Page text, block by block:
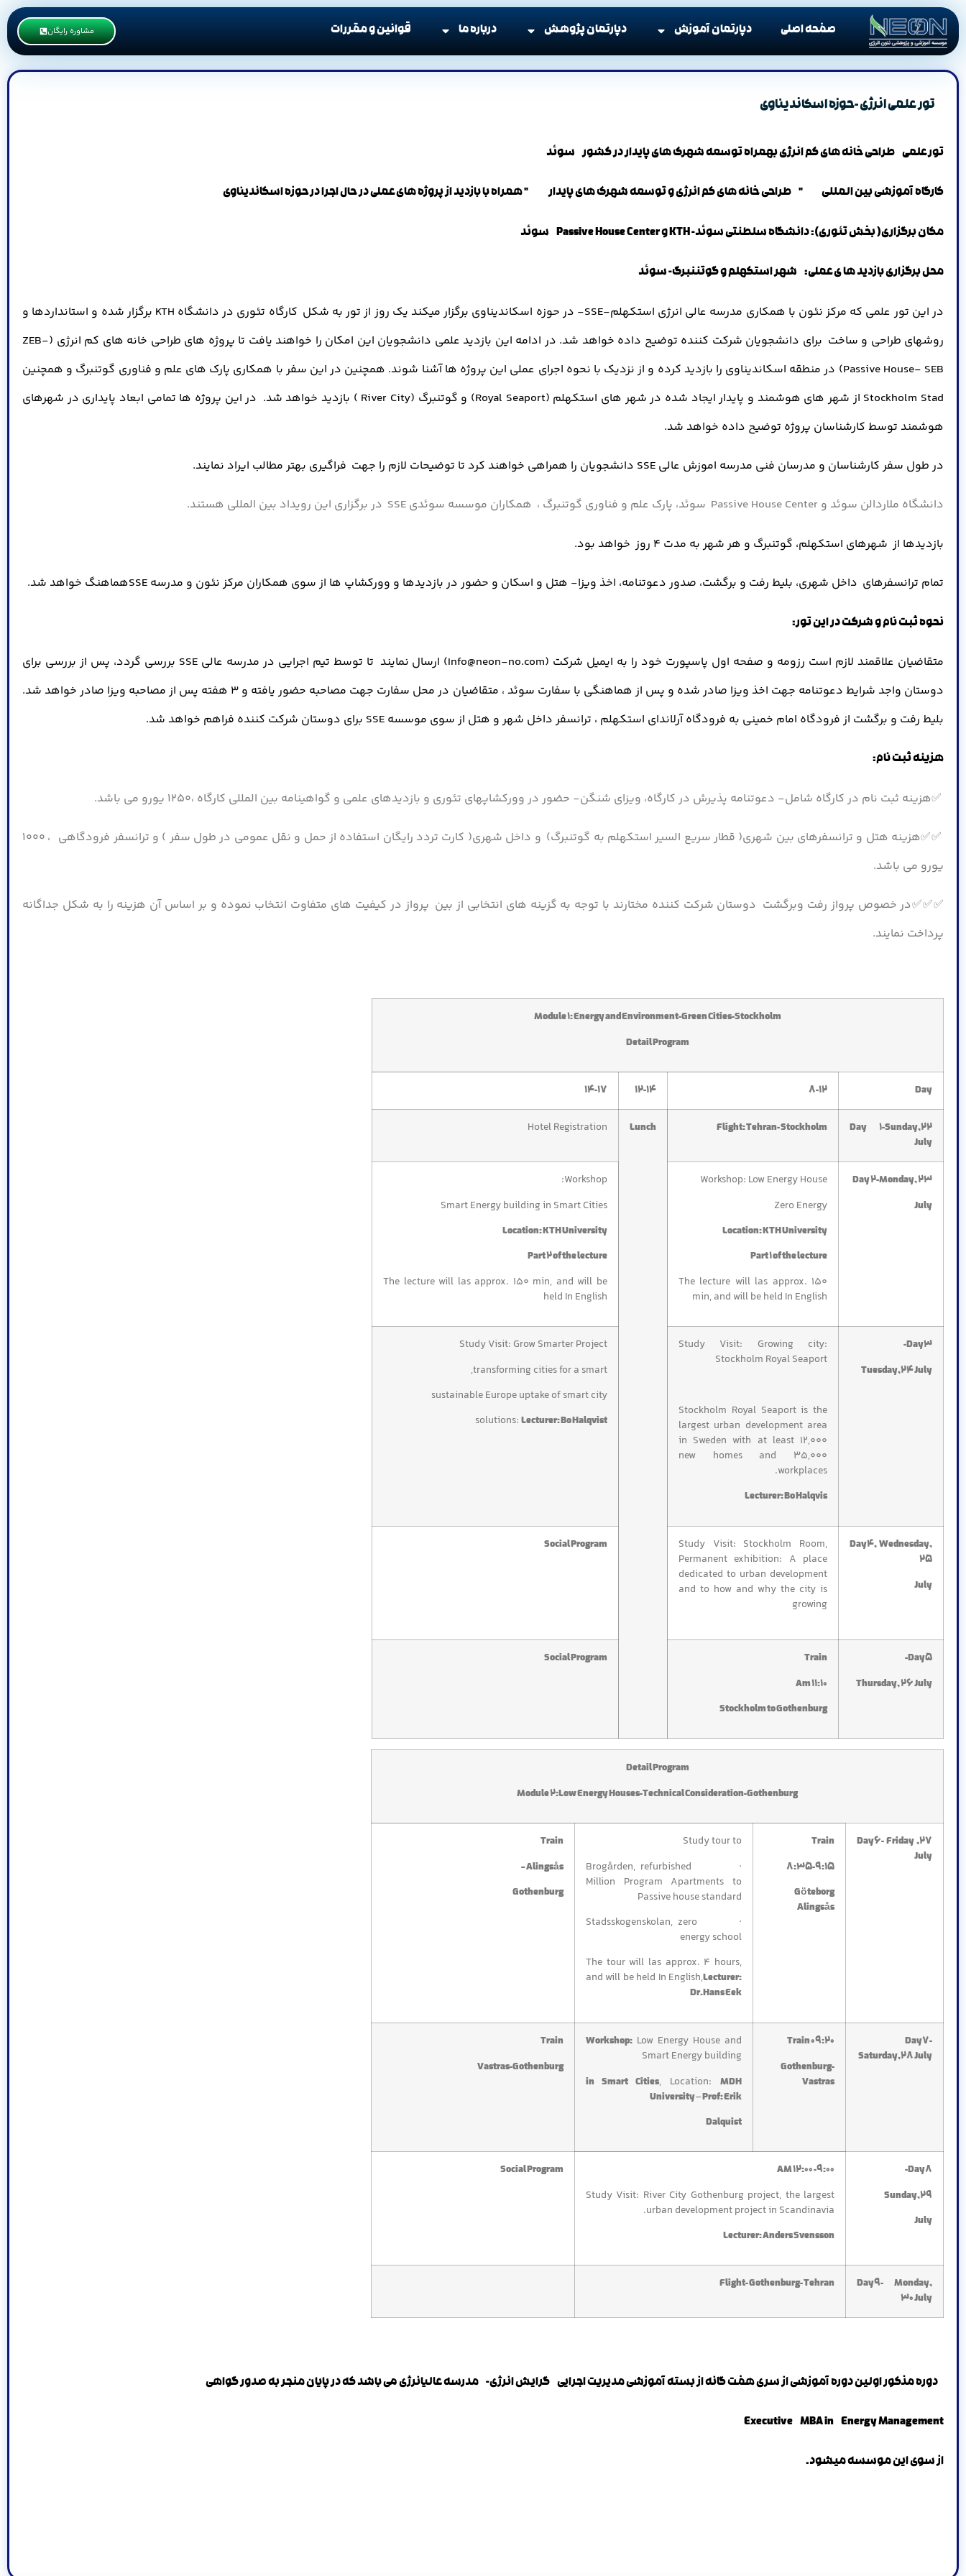
صفحه اصلی دپارتمان آموزش دپارتمان پژوهش درباره ما قوانین و مقررات مشاوره رایگان
تور علمی انرژی -حوزه اسکاندیناوی
تور علمی طراحی خانه های کم انرژی بهمراه توسعه شهرک های پایدار در کشور سوئد
کارگاه آموزشی بین المللی ” طراحی خانه های کم انرژی و توسعه شهرک های پایدار ” همراه با بازدید از پروژه های عملی در حال اجرا در حوزه اسکاندیناوی
مکان برگزاری( بخش تئوری): دانشگاه سلطنتی سوئد-KTH و Passive House Center سوئد
محل برگزاری بازدید ها یعملی: شهر استکهلم و گوتننبرگ- سوئد
در این تور علمی که مرکز نئون با همکاری مدرسه عالی انرژی استکهلم-SSE- در حوزه اسکاندیناوی برگزار میکند یک روز از تور به شکل کارگاه تئوری در دانشگاه KTH برگزار شده و استانداردها و
روشهای طراحی و ساخت برای دانشجویان شرکت کننده توضیح داده خواهد شد. در ادامه این بازدید علمی دانشجویان این امکان را خواهند یافت تا پروژه های طراحی خانه های کم انرژی (ZEB-
Passive House- SEB) در منطقه اسکاندیناوی را بازدید کرده و از نزدیک با نحوه اجرای عملی این پروژه ها آشنا شوند. همچنین در این سفر با همکاری پارک های علم و فناوری گوتنبرگ و همچنین
Stockholm Stad از شهر های هوشمند و پایدار ایجاد شده در شهر های استکهلم (Royal Seaport) و گوتنبرگ (River City ) بازدید خواهد شد. در این پروژه ها تمامی ابعاد پایداری در شهرهای
هوشمند توسط کارشناسان پروژه توضیح داده خواهد شد.
در طول سفر کارشناسان و مدرسان فنی مدرسه اموزش عالی SSE دانشجویان را همراهی خواهند کرد تا توضیحات لازم را جهت فراگیری بهتر مطالب ایراد نمایند.
دانشگاه ملاردالن سوئد و Passive House Center سوئد، پارک علم و فناوری گوتنبرگ ، همکاران موسسه سوئدی SSE در برگزاری این رویداد بین المللی هستند.
بازدیدها از شهرهای استکهلم، گوتنبرگ و هر شهر به مدت 4 روز خواهد بود.
تمام ترانسفرهای داخل شهری، بلیط رفت و برگشت، صدور دعوتنامه، اخذ ویزا- هتل و اسکان و حضور در بازدیدها و وورکشاپ ها از سوی همکاران مرکز نئون و مدرسه SSEهماهنگ خواهد شد.
نحوه ثبت نام و شرکت در این تور:
متقاضیان علاقمند لازم است رزومه و صفحه اول پاسپورت خود را به ایمیل شرکت (Info@neon-no.com
) ارسال نمایند تا توسط تیم اجرایی در مدرسه عالی SSE بررسی گردد، پس از بررسی برای
دوستان واجد شرایط دعوتنامه جهت اخذ ویزا صادر شده و پس از هماهنگی با سفارت سوئد ، متقاضیان در محل سفارت جهت مصاحبه حضور یافته و 3 هفته پس از مصاحبه ویزا صادر خواهد شد.
بلیط رفت و برگشت از فرودگاه امام خمینی به فرودگاه آرلاندای استکهلم ، ترانسفر داخل شهر و هتل از سوی موسسه SSE برای دوستان شرکت کننده فراهم خواهد شد.
هزینه ثبت نام:
✅هزینه ثبت نام در کارگاه شامل- دعوتنامه پذیرش در کارگاه، ویزای شنگن- حضور در وورکشاپهای تئوری و بازدیدهای علمی و گواهینامه بین المللی کارگاه ،1250 یورو می باشد.
✅✅هزینه هتل و ترانسفرهای بین شهری( قطار سریع السیر استکهلم به گوتنبرگ) و داخل شهری( کارت تردد رایگان استفاده از حمل و نقل عمومی در طول سفر ) و ترانسفر فرودگاهی ، 1000
یورو می باشد.
✅✅✅در خصوص پرواز رفت وبرگشت دوستان شرکت کننده مختارند با توجه به گزینه های انتخابی از بین پرواز در کیفیت های متفاوت انتخاب نموده و بر اساس آن هزینه را به شکل جداگانه
پرداخت نمایند.
Module 1: Energy and Environment-Green Cities-Stockholm
Detail Program
Day
8-12
12-14
14-17
Day 1-Sunday,22
July
Flight: Tehran- Stockholm
Lunch
Hotel Registration
Day 2-Monday, 23
July
Workshop: Low Energy House
Zero Energy
Location: KTH University
Part 1 of the lecture
The lecture will las approx. 150
min, and will be held In English
Workshop:
Smart Energy building in Smart Cities
Location: KTH University
Part 2 of the lecture
The lecture will las approx. 150 min, and will be
held In English
Day3-
Tuesday,24 July
Study Visit: Growing city:
Stockholm Royal Seaport
Stockholm Royal Seaport is the
largest urban development area
in Sweden with at least 12,000
new homes and 35,000
workplaces.
Lecturer: Bo Halqvis
Study Visit: Grow Smarter Project
transforming cities for a smart,
sustainable Europe uptake of smart city
solutions: Lecturer: Bo Halqvist
Day4, Wednesday,
25
July
Study Visit: Stockholm Room,
Permanent exhibition: A place
dedicated to urban development
and to how and why the city is
growing
Social Program
Day5-
Thursday, 26 July
Train
11:10 Am
Stockholm to Gothenburg
Social Program
Detail Program
Module 2:Low Energy Houses-Technical Consideration-Gothenburg
Day6- Friday ,27
July
Train
8:35-9:15
Göteborg
Alingsås
Study tour to
· Brogården, refurbished
Million Program Apartments to
Passive house standard
· Stadsskogenskolan, zero
energy school
The tour will las approx. 4 hours,
and will be held In English,Lecturer:
Dr.Hans Eek
Train
Alingsås –
Gothenburg
Day7-
Saturday,28 July
Train 09:20
Gothenburg-
Vastras
Workshop: Low Energy House and
Smart Energy building
in Smart Cities, Location: MDH
University–Prof: Erik
Dalquist
Train
Vastras-Gothenburg
Day8-
Sunday,29
July
9:00- 12:00 AM
Study Visit: River City Gothenburg project, the largest
urban development project in Scandinavia.
Lecturer: Anders Svensson
Social Program
Day9- Monday,
30 July
Flight- Gothenburg- Tehran
دوره مذکور اولین دوره آموزشیاز سری هفت گانه از بسته آموزشی مدیریت اجرایی گرایش انرژی- مدرسه عالیانرژی می باشد که در پایان منجر به صدور گواهی
Executive MBA in Energy Management
از سوی این موسسه میشود.